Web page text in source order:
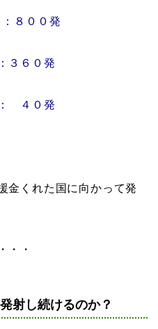
８００発
６０発
４０発
金くれた国に向かって発
・・
射し続けるのか？